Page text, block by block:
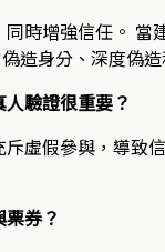
時增強信任。
造身分、深度偽造
驗證很重要？
斥虛假參與，導致
券？